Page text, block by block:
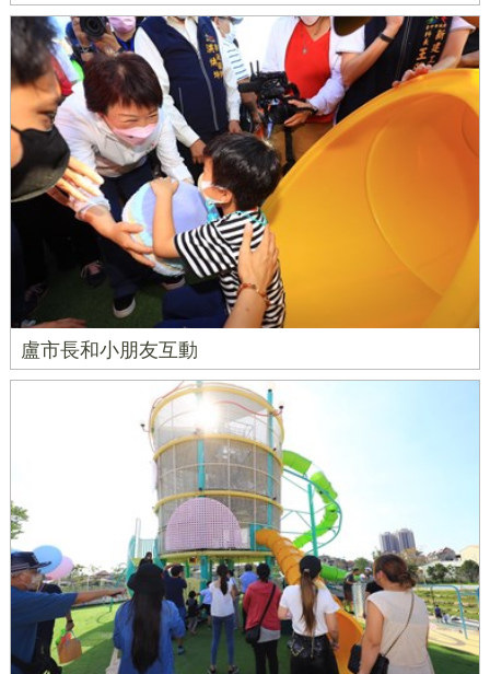
盧市長和小朋友互動